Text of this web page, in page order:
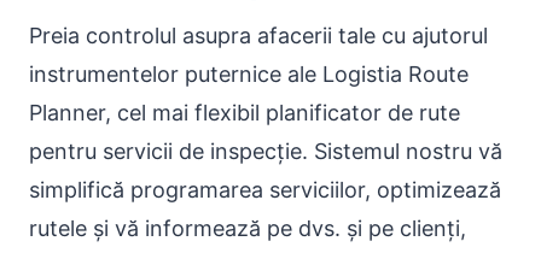
Preia controlul asupra afacerii tale cu ajutorul
instrumentelor puternice ale Logistia Route
Planner, cel mai flexibil planificator de rute
pentru servicii de inspecție. Sistemul nostru vă
simplifică programarea serviciilor, optimizează
rutele și vă informează pe dvs. și pe clienți,